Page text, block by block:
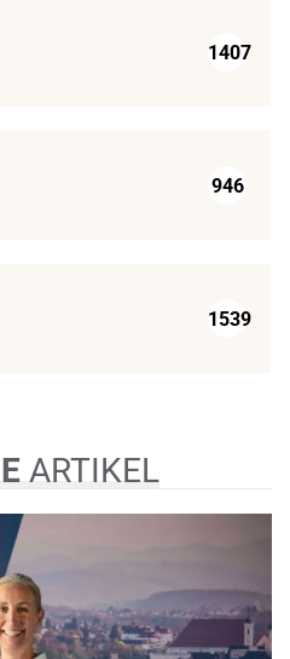
1407
946
1539
ARTIKEL